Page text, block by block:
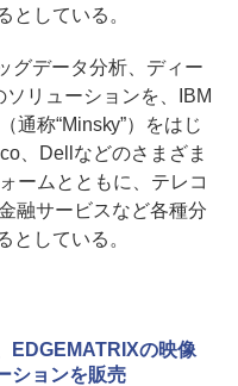
としている。
グデータ分析、ディー
リューションを、IBM
通称“Minsky”）をはじ
、Dellなどのさまざま
ームとともに、テレコ
融サービスなど各種分
としている。
EDGEMATRIXの映像
ションを販売